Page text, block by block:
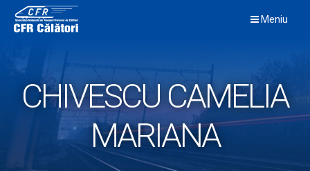
content
Meniu
CHIVESCU CAMELIA
MARIANA